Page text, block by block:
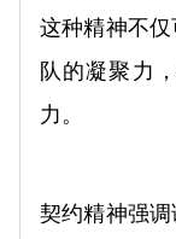
这种精神不
队的凝聚力
力。
契约精神强